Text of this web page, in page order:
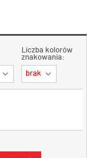
Liczba kolorów
znakowania:
brak